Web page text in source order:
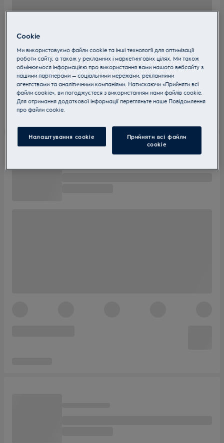
Cookie
Ми використовуємо файли cookie та інші технології для оптимізації
роботи сайту, а також у рекламних і маркетингових цілях. Ми також
обмінюємося інформацією про використання вами нашого вебсайту з
нашими партнерами — соціальними мережами, рекламними
агентствами та аналітичними компаніями. Натискаючи «Прийняти всі
файли cookie», ви погоджуєтеся з використанням нами файлів cookie.
Для отримання додаткової інформації перегляньте наше Пoвідомлення
прo файли cookie.
Налаштування cookie
Прийняти всі файли
сookie